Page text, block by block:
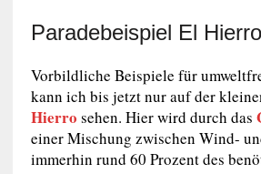
Paradebeispiel El Hierro
Vorbildliche Beispiele für
kann ich bis jetzt nur auf der
Hierro sehen. Hier wird durch das
einer Mischung zwischen Wind-
immerhin rund 60 Prozent des